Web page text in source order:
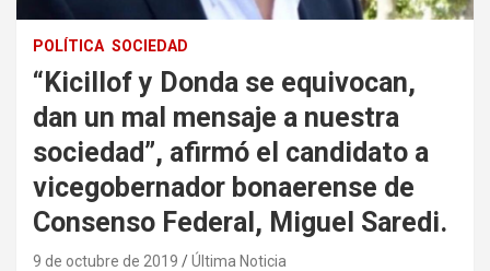
POLÍTICA SOCIEDAD
“Kicillof y Donda se equivocan,
dan un mal mensaje a nuestra
sociedad”, afirmó el candidato a
vicegobernador bonaerense de
Consenso Federal, Miguel Saredi.
9 de octubre de 2019 Última Noticia